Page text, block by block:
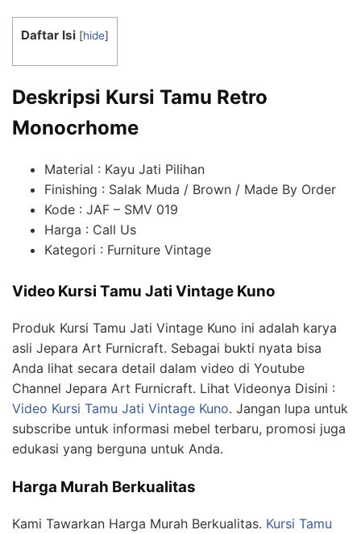
Daftar Isi [hide]
Deskripsi Kursi Tamu Retro
Monocrhome
Material : Kayu Jati Pilihan
Finishing : Salak Muda / Brown / Made By Order
Kode : JAF – SMV 019
Harga : Call Us
Kategori : Furniture Vintage
Video Kursi Tamu Jati Vintage Kuno
Produk Kursi Tamu Jati Vintage Kuno ini adalah karya
asli Jepara Art Furnicraft. Sebagai bukti nyata bisa
Anda lihat secara detail dalam video di Youtube
Channel Jepara Art Furnicraft. Lihat Videonya Disini :
Video Kursi Tamu Jati Vintage Kuno. Jangan lupa untuk
subscribe untuk informasi mebel terbaru, promosi juga
edukasi yang berguna untuk Anda.
Harga Murah Berkualitas
Kami Tawarkan Harga Murah Berkualitas. Kursi Tamu